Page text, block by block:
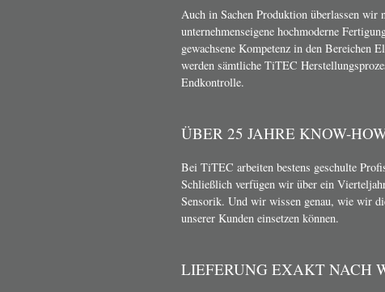
Auch in Sachen Produktion überlassen wir
unternehmenseigene hochmoderne
gewachsene Kompetenz in den Bereichen
werden sämtliche TiTEC
Endkontrolle.
ÜBER 25 JAHRE KNOW-
Bei TiTEC arbeiten bestens geschulte
Schließlich verfügen wir über ein
Sensorik. Und wir wissen genau, wie wir
unserer Kunden einsetzen können.
LIEFERUNG EXAKT NACH